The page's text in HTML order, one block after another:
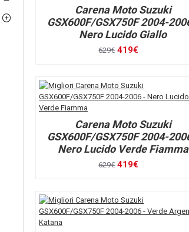
Carena Moto Suzuki
GSX600F/GSX750F 2004-
Nero Lucido Giallo
629€ 419€
Carena Moto Suzuki
GSX600F/GSX750F 2004-
Nero Lucido Verde Fiamma
629€ 419€